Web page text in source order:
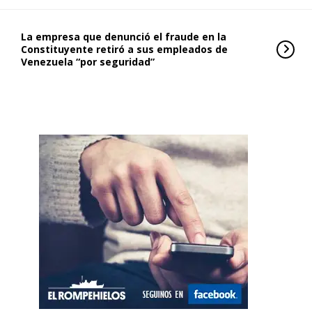
La empresa que denunció el fraude en la
Constituyente retiró a sus empleados de
Venezuela “por seguridad”